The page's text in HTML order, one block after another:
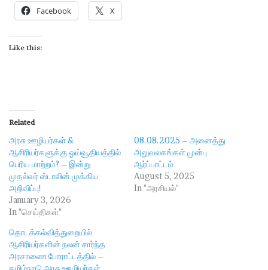
Facebook X
Like this:
Related
அரசு ஊழியர்கள் &
ஆசிரியர்களுக்கு ஓய்வூதியத்தில்
பெரிய மாற்றம்? – இன்று
முதல்வர் ஸ்டாலின் முக்கிய
அறிவிப்பு!
January 3, 2026
In "செய்திகள்"
08.08.2025 – அனைத்து
அலுவலகங்கள் முன்பு
ஆர்ப்பாட்டம்
August 5, 2025
In "அரசியல்"
தொடக்கல்வித்துறையில்
ஆசிரியர்களின் நலன் சார்ந்த
அரசாணை போராட்டத்தில் –